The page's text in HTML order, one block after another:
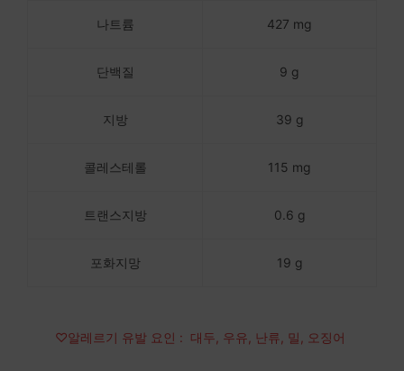
나트륨 427 mg
단백질 9 g
지방 39 g
콜레스테롤 115 mg
트랜스지방 0.6 g
포화지망 19 g
♡알레르기 유발 요인 : 대두, 우유, 난류, 밀, 오징어